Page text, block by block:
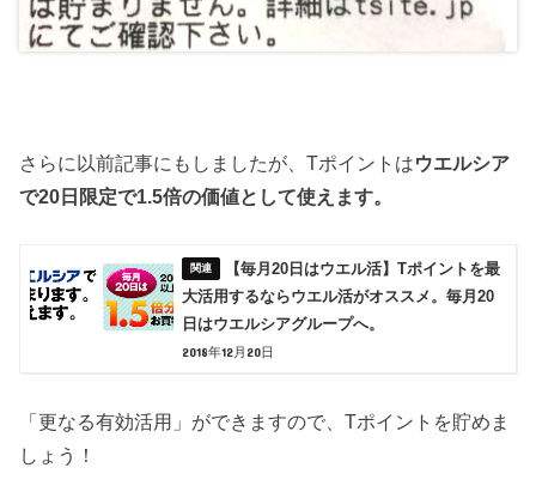
さらに以前記事にもしましたが、Tポイントはウエルシア
で20日限定で1.5倍の価値として使えます。
【毎月20日はウエル活】Tポイントを最
大活用するならウエル活がオススメ。毎月20
日はウエルシアグループへ。
2018年12月20日
「更なる有効活用」ができますので、Tポイントを貯めま
しょう！